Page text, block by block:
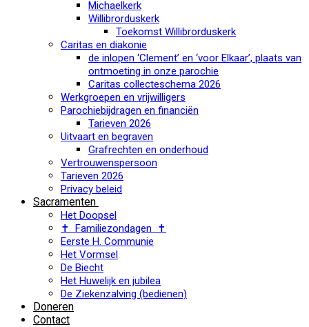
Michaelkerk
Willibrorduskerk
Toekomst Willibrorduskerk
Caritas en diakonie
de inlopen ‘Clement’ en ‘voor Elkaar’, plaats van
ontmoeting in onze parochie
Caritas collecteschema 2026
Werkgroepen en vrijwilligers
Parochiebijdragen en financiën
Tarieven 2026
Uitvaart en begraven
Grafrechten en onderhoud
Vertrouwenspersoon
Tarieven 2026
Privacy beleid
Sacramenten
Het Doopsel
✝ Familiezondagen ✝
Eerste H. Communie
Het Vormsel
De Biecht
Het Huwelijk en jubilea
De Ziekenzalving (bedienen)
Doneren
Contact